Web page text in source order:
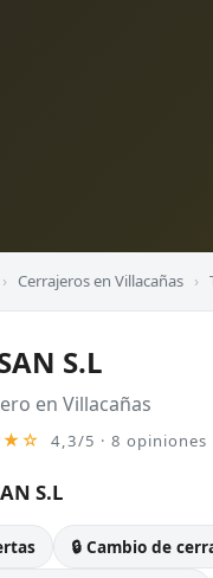
› Cerrajeros en Villacañas ›
S.L
en Villacañas
4,3/5 · 8 opiniones
S.L
🔒 Cambio de